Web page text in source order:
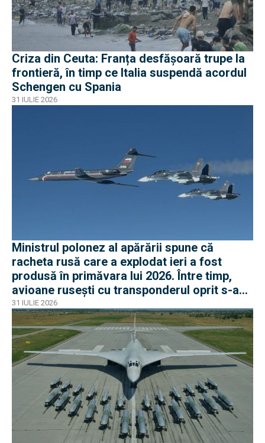
Criza din Ceuta: Franța desfășoară trupe la
frontieră, în timp ce Italia suspendă acordul
Schengen cu Spania
31 IULIE 2026
Ministrul polonez al apărării spune că
racheta rusă care a explodat ieri a fost
produsă în primăvara lui 2026. Între timp,
avioane rusești cu transponderul oprit s-au
apropiat de frontiera Poloniei
31 IULIE 2026